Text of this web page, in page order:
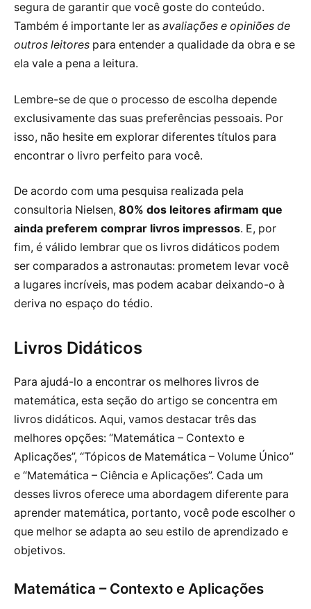
segura de garantir que você goste do conteúdo.
Também é importante ler as avaliações e opiniões de
outros leitores para entender a qualidade da obra e se
ela vale a pena a leitura.
Lembre-se de que o processo de escolha depende
exclusivamente das suas preferências pessoais. Por
isso, não hesite em explorar diferentes títulos para
encontrar o livro perfeito para você.
De acordo com uma pesquisa realizada pela
consultoria Nielsen, 80% dos leitores afirmam que
ainda preferem comprar livros impressos. E, por
fim, é válido lembrar que os livros didáticos podem
ser comparados a astronautas: prometem levar você
a lugares incríveis, mas podem acabar deixando-o à
deriva no espaço do tédio.
Livros Didáticos
Para ajudá-lo a encontrar os melhores livros de
matemática, esta seção do artigo se concentra em
livros didáticos. Aqui, vamos destacar três das
melhores opções: “Matemática – Contexto e
Aplicações”, “Tópicos de Matemática – Volume Único”
e “Matemática – Ciência e Aplicações”. Cada um
desses livros oferece uma abordagem diferente para
aprender matemática, portanto, você pode escolher o
que melhor se adapta ao seu estilo de aprendizado e
objetivos.
Matemática – Contexto e Aplicações